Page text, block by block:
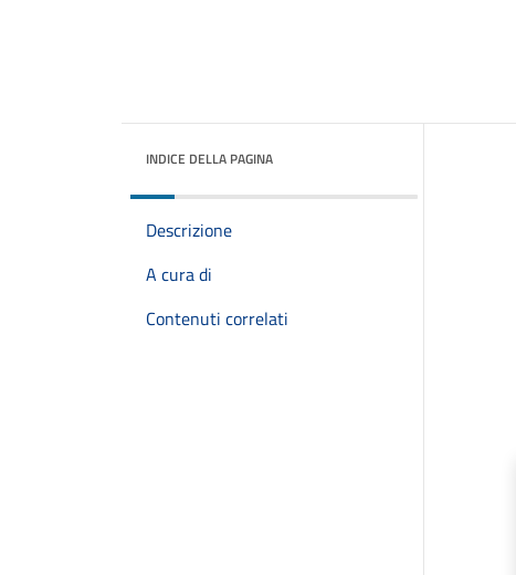
INDICE DELLA PAGINA
Descrizione
A cura di
Contenuti correlati